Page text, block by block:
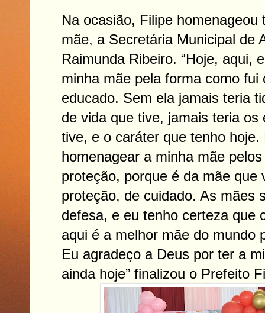
Na ocasião, Filipe homenageou
mãe, a Secretária Municipal de
Raimunda Ribeiro. “Hoje, aqui,
minha mãe pela forma como fui
educado. Sem ela jamais teria
de vida que tive, jamais teria os
tive, e o caráter que tenho hoje.
homenagear a minha mãe
proteção, porque é da mãe que
proteção, de cuidado. As mães
defesa, e eu tenho certeza que
aqui é a melhor mãe do mundo
Eu agradeço a Deus por ter a
ainda hoje” finalizou o Prefeito